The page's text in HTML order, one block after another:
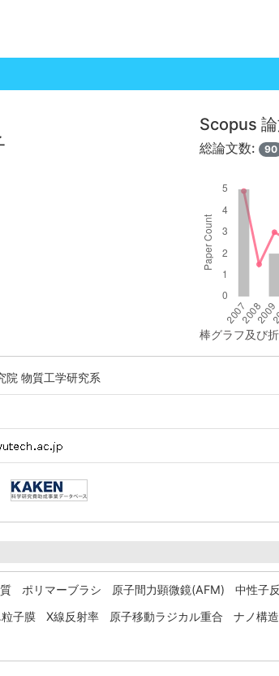
Scopus
総論文数: 90
棒グラフ及び
院 物質工学研究系
ポリマーブラシ 原子間力顕微鏡(AFM)
中性子
子膜 X線反射率 原子移動ラジカル重合
ナノ構造